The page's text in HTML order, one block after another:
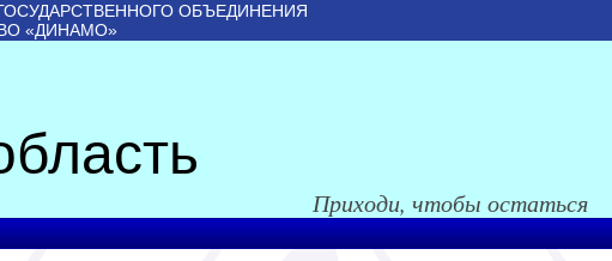
ОБЪЕДИНЕНИЯ
«ДИНАМО»
Приходи, чтобы остаться